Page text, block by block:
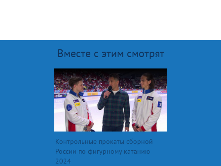
Вместе с этим смотрят
Контрольные прокаты сборной
России по фигурному катанию
2024